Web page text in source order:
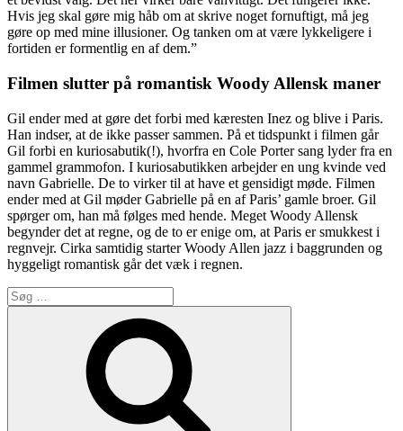
Hvis jeg skal gøre mig håb om at skrive noget fornuftigt, må jeg
gøre op med mine illusioner. Og tanken om at være lykkeligere i
fortiden er formentlig en af dem.”
Filmen slutter på romantisk Woody Allensk maner
Gil ender med at gøre det forbi med kæresten Inez og blive i Paris.
Han indser, at de ikke passer sammen. På et tidspunkt i filmen går
Gil forbi en kuriosabutik(!), hvorfra en Cole Porter sang lyder fra en
gammel grammofon. I kuriosabutikken arbejder en ung kvinde ved
navn Gabrielle. De to virker til at have et gensidigt møde. Filmen
ender med at Gil møder Gabrielle på en af Paris’ gamle broer. Gil
spørger om, han må følges med hende. Meget Woody Allensk
begynder det at regne, og de to er enige om, at Paris er smukkest i
regnvejr. Cirka samtidig starter Woody Allen jazz i baggrunden og
hyggeligt romantisk går det væk i regnen.
Søg
efter: